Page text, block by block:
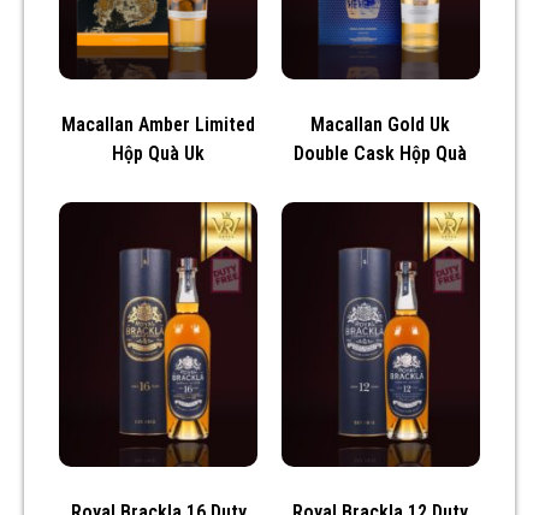
Macallan Amber Limited
Hộp Quà Uk
Macallan Gold Uk
Double Cask Hộp Quà